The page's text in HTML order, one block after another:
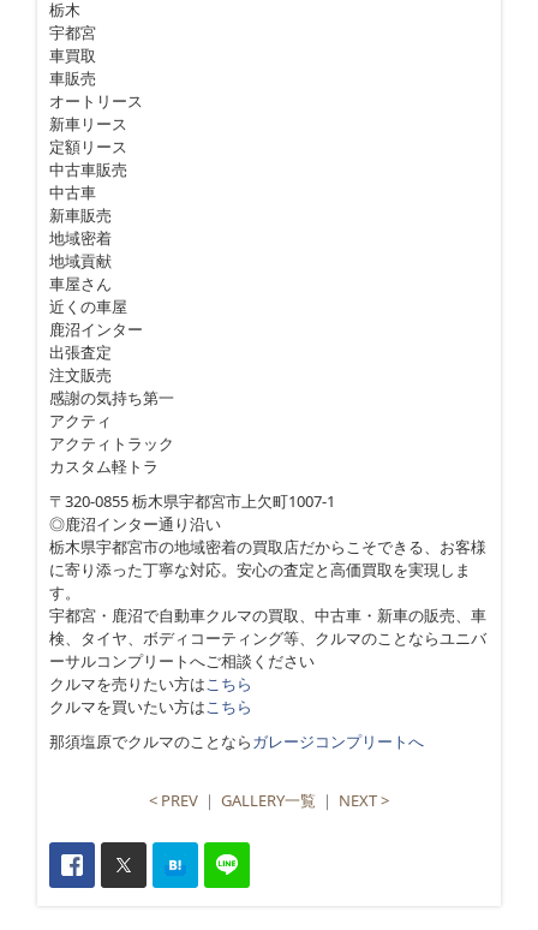
栃木
宇都宮
車買取
車販売
オートリース
新車リース
定額リース
中古車販売
中古車
新車販売
地域密着
地域貢献
車屋さん
近くの車屋
鹿沼インター
出張査定
注文販売
感謝の気持ち第一
アクティ
アクティトラック
カスタム軽トラ
〒320-0855 栃木県宇都宮市上欠町1007-1
◎鹿沼インター通り沿い
栃木県宇都宮市の地域密着の買取店だからこそできる、お客様
に寄り添った丁寧な対応。安心の査定と高価買取を実現しま
す。
宇都宮・鹿沼で自動車クルマの買取、中古車・新車の販売、車
検、タイヤ、ボディコーティング等、クルマのことならユニバ
ーサルコンプリートへご相談ください
クルマを売りたい方はこちら
クルマを買いたい方はこちら
那須塩原でクルマのことならガレージコンプリートへ
< PREV ｜ GALLERY一覧 ｜ NEXT >